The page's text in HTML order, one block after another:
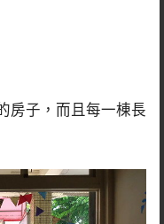
房子，而且每一棟長